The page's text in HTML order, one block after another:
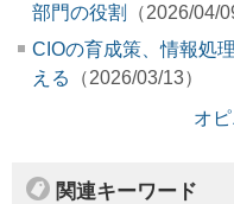
部門の役割
（2026/04/
CIOの育成策、情報処
える
（2026/03/13）
オ
関連キーワード